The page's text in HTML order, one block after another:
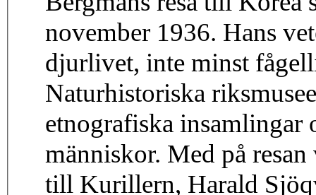
november 1936. Hans
djurlivet, inte minst
Naturhistoriska
etnografiska insamlingar
människor. Med på
till Kurillern, Harald